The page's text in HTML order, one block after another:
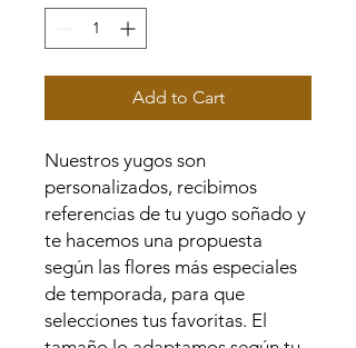
Add to Cart
Nuestros yugos son
personalizados, recibimos
referencias de tu yugo soñado y
te hacemos una propuesta
según las flores más especiales
de temporada, para que
selecciones tus favoritas. El